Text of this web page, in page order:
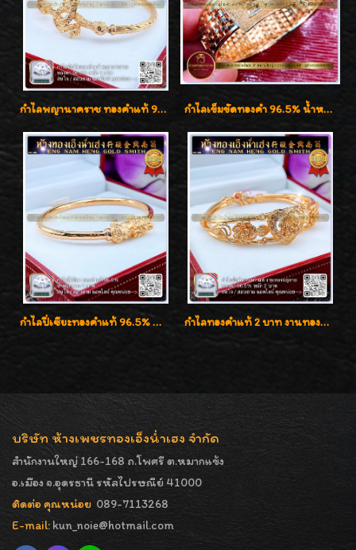
กำไลพญานาคราช ทองคำแท้ 96.5% น้ำหนัก 1 บาท เสริมสิริมงคล กำไลเข็มขัดทองคำ 96.5% น้ำหนัก 3 บาท หรูหรา สวยมากๆค่ะ
กำไลปี่เซียะทองคำแท้ 96.5% น้ำหนัก 1 บาท เสริมโชคลาภ กำไลทองคำแท้ 2 บาท งานทองฉลุลาย ดีไซน์หรูหรา สวยคลาสสิค
บริษัท ห้างเพชรทองเอ็งน่ำเฮง จำกัด
สำนักงานใหญ่ 166-168 ถ.โพศรี ต.หมากแข้ง
อ.เมือง จ.อุดรธานี รหัสไปรษณีย์ 41000
ติดต่อ คุณหน่อย 089-7113268
E-mail: kun_noie@hotmail.com